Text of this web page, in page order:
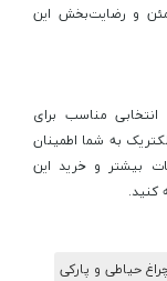
و رضایت‌بخش این
انتخابی مناسب برای
به شما اطمینان
بیشتر و خرید این
کنید.
حیاطی و پارکی